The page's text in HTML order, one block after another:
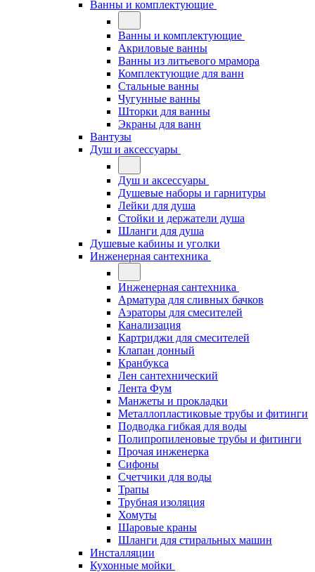
Ванны и комплектующие
Ванны и комплектующие
Акриловые ванны
Ванны из литьевого мрамора
Комплектующие для ванн
Стальные ванны
Чугунные ванны
Шторки для ванны
Экраны для ванн
Вантузы
Душ и аксессуары
Душ и аксессуары
Душевые наборы и гарнитуры
Лейки для душа
Стойки и держатели душа
Шланги для душа
Душевые кабины и уголки
Инженерная сантехника
Инженерная сантехника
Арматура для сливных бачков
Аэраторы для смесителей
Канализация
Картриджи для смесителей
Клапан донный
Кранбукса
Лен сантехнический
Лента Фум
Манжеты и прокладки
Металлопластиковые трубы и фитинги
Подводка гибкая для воды
Полипропиленовые трубы и фитинги
Прочая инженерка
Сифоны
Счетчики для воды
Трапы
Трубная изоляция
Хомуты
Шаровые краны
Шланги для стиральных машин
Инсталляции
Кухонные мойки